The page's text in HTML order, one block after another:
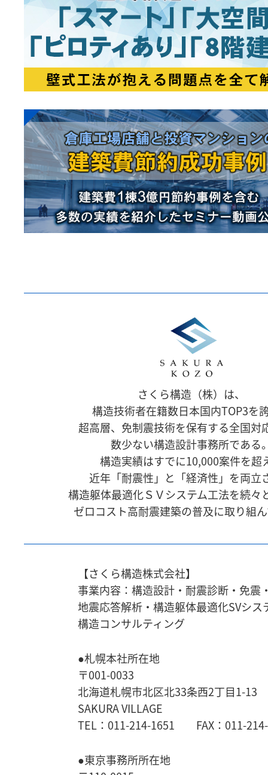
さくら構造（株）は、
構造技術者在籍数日本国内TOP3を
超高層、免制震技術を保有する全国対
数少ない構造設計事務所である
構造実績はすでに10,000案件を超
近年「耐震性」と「経済性」を両立
構造躯体最適化ＳＶシステム工法を続々
ゼロコスト高耐震建築の普及に取り組
【さくら構造株式会社】
事業内容：構造設計・耐震診断・免震
地震応答解析・ 構造躯体最適化SVシス
構造コンサルティング
●札幌本社所在地
〒001-0033
北海道札幌市北区北33条西2丁目1-13
SAKURA VILLAGE
TEL：011-214-1651 FAX：011-
●東京事務所所在地